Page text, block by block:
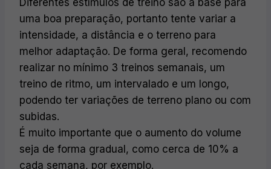
uma boa preparação, portanto tente variar a
intensidade, a distância e o terreno para
melhor adaptação. De forma geral, recomendo
realizar no mínimo 3 treinos semanais, um
treino de ritmo, um intervalado e um longo,
podendo ter variações de terreno plano ou com
subidas.
É muito importante que o aumento do volume
seja de forma gradual, como cerca de 10% a
cada semana, por exemplo.